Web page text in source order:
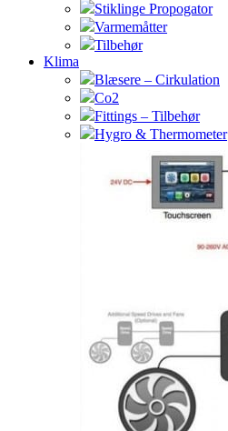
Stiklinge Propogator
Varmemåtter
Tilbehør
Klima
Blæsere – Cirkulation
Co2
Fittings – Tilbehør
Hygro & Thermometer